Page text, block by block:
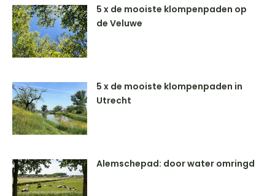
5 x de mooiste klompenpaden op
de Veluwe
5 x de mooiste klompenpaden in
Utrecht
Alemschepad: door water omringd